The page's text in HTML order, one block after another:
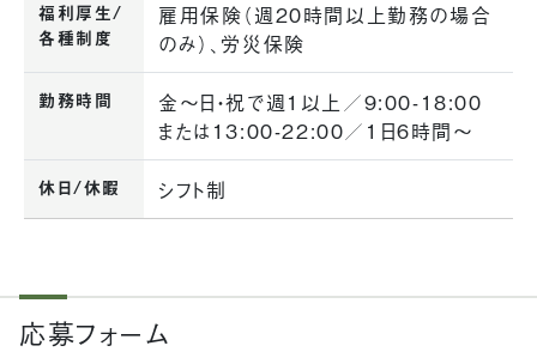
福利厚生/
各種制度
雇用保険（週20時間以上勤務の場合
のみ）、労災保険
勤務時間
金〜日・祝で週1以上／9:00-18:00
または13:00-22:00／1日6時間〜
休日/休暇 シフト制
応募フォーム